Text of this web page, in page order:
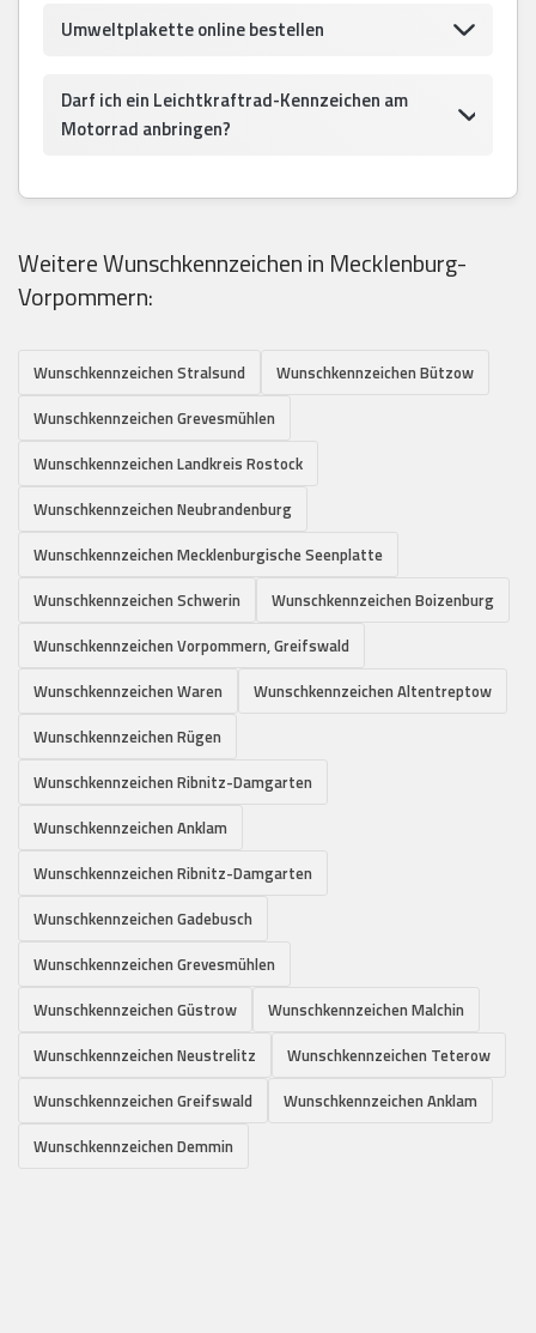
Umweltplakette online bestellen
Darf ich ein Leichtkraftrad-Kennzeichen am
Motorrad anbringen?
Weitere Wunschkennzeichen in Mecklenburg-
Vorpommern:
Wunschkennzeichen Stralsund
Wunschkennzeichen Bützow
Wunschkennzeichen Grevesmühlen
Wunschkennzeichen Landkreis Rostock
Wunschkennzeichen Neubrandenburg
Wunschkennzeichen Mecklenburgische Seenplatte
Wunschkennzeichen Schwerin
Wunschkennzeichen Boizenburg
Wunschkennzeichen Vorpommern, Greifswald
Wunschkennzeichen Waren
Wunschkennzeichen Altentreptow
Wunschkennzeichen Rügen
Wunschkennzeichen Ribnitz-Damgarten
Wunschkennzeichen Anklam
Wunschkennzeichen Ribnitz-Damgarten
Wunschkennzeichen Gadebusch
Wunschkennzeichen Grevesmühlen
Wunschkennzeichen Güstrow
Wunschkennzeichen Malchin
Wunschkennzeichen Neustrelitz
Wunschkennzeichen Teterow
Wunschkennzeichen Greifswald
Wunschkennzeichen Anklam
Wunschkennzeichen Demmin